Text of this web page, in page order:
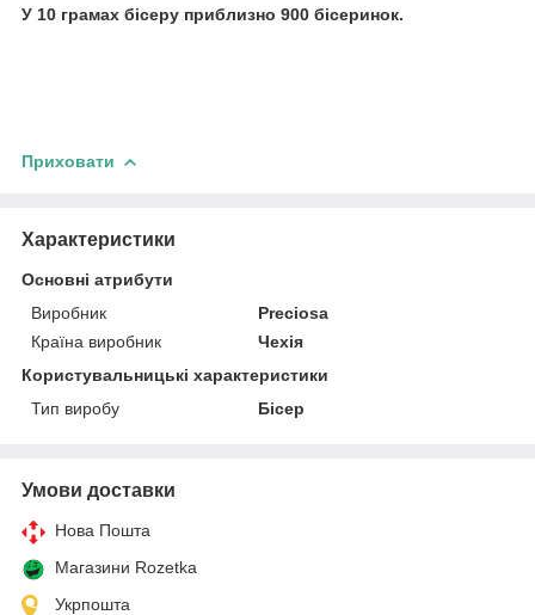
У 10 грамах бісеру приблизно 900 бісеринок.
Приховати
Характеристики
Основні атрибути
Виробник
Preciosa
Країна виробник
Чехія
Користувальницькі характеристики
Тип виробу
Бісер
Умови доставки
Нова Пошта
Магазини Rozetka
Укрпошта